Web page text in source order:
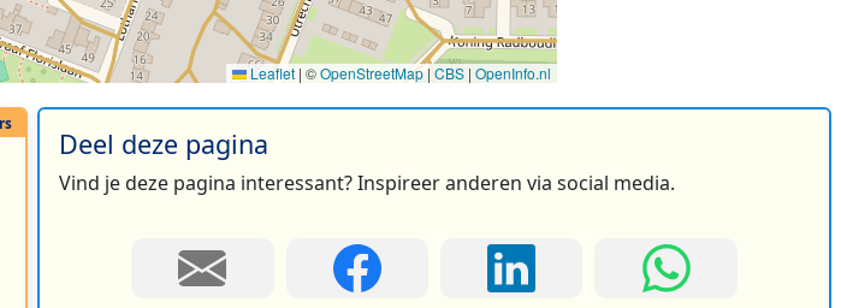
Leaflet | ©OpenStreetMap | CBS | OpenInfo.nl
Deel deze pagina
Vind je deze pagina interessant? Inspireer anderen via social media.